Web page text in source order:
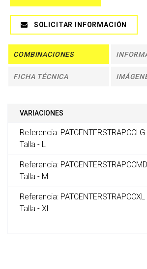
SOLICITAR INFORMACIÓN
COMBINACIONES
FICHA TÉCNICA
VARIACIONES
Referencia: PATCENTERSTRAPCCLG
Talla - L
Referencia: PATCENTERSTRAPCCMD
Talla - M
Referencia: PATCENTERSTRAPCCXL
Talla - XL